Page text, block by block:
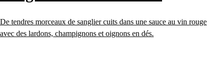
De tendres morceaux de sanglier cuits dans une sauce au vin rouge
avec des lardons, champignons et oignons en dés.